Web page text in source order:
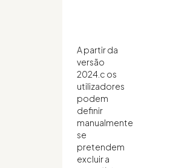
A partir da
versão
2024.c os
utilizadores
podem
definir
manualmente
se
pretendem
excluir a